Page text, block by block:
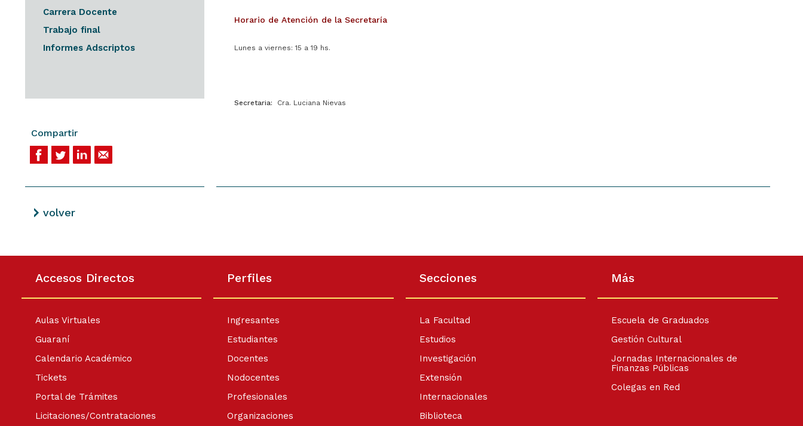
Carrera Docente
Trabajo final
Informes Adscriptos
Compartir
Horario de Atención de la Secretaría
Lunes a viernes: 15 a 19 hs.
Secretaria: Cra. Luciana Nievas
volver
Accesos Directos
Aulas Virtuales
Guaraní
Calendario Académico
Tickets
Portal de Trámites
Licitaciones/Contrataciones
Perfiles
Ingresantes
Estudiantes
Docentes
Nodocentes
Profesionales
Organizaciones
Secciones
La Facultad
Estudios
Investigación
Extensión
Internacionales
Biblioteca
Más
Escuela de Graduados
Gestión Cultural
Jornadas Internacionales de
Finanzas Públicas
Colegas en Red